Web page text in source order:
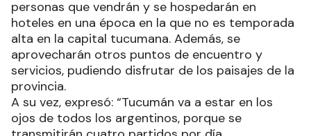
personas que vendrán y se hospedarán en
hoteles en una época en la que no es temporada
alta en la capital tucumana. Además, se
aprovecharán otros puntos de encuentro y
servicios, pudiendo disfrutar de los paisajes de la
provincia.
A su vez, expresó: “Tucumán va a estar en los
ojos de todos los argentinos, porque se